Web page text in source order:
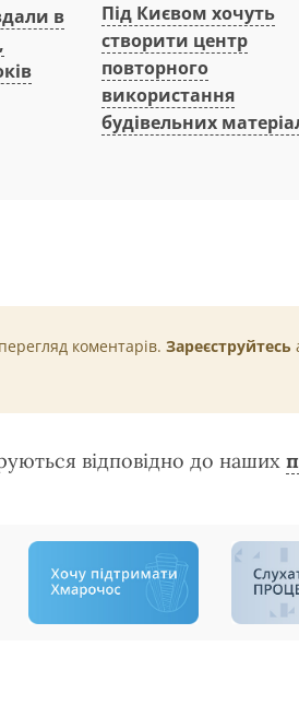
в
Під Києвом хочуть
створити центр
повторного
використання
будівельних
коментарів. Зареєструйтесь
відповідно до наших